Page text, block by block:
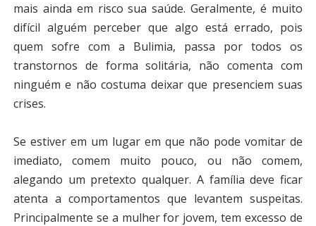
mais ainda em risco sua saúde. Geralmente, é muito
difícil alguém perceber que algo está errado, pois
quem sofre com a Bulimia, passa por todos os
transtornos de forma solitária, não comenta com
ninguém e não costuma deixar que presenciem suas
crises.
Se estiver em um lugar em que não pode vomitar de
imediato, comem muito pouco, ou não comem,
alegando um pretexto qualquer. A família deve ficar
atenta a comportamentos que levantem suspeitas.
Principalmente se a mulher for jovem, tem excesso de